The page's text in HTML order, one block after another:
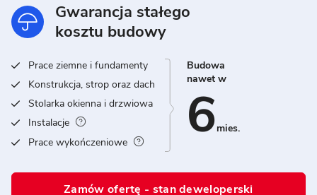
Gwarancja stałego
kosztu budowy
Prace ziemne i fundamenty
Konstrukcja, strop oraz dach
Stolarka okienna i drzwiowa
Instalacje
Prace wykończeniowe
Budowa
nawet w
6 mies.
Zamów ofertę - stan deweloperski